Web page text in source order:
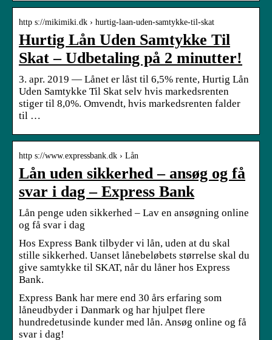
http s://mikimiki.dk › hurtig-laan-uden-samtykke-til-skat
Hurtig Lån Uden Samtykke Til
Skat – Udbetaling på 2 minutter!
3. apr. 2019 — Lånet er låst til 6,5% rente, Hurtig Lån
Uden Samtykke Til Skat selv hvis markedsrenten
stiger til 8,0%. Omvendt, hvis markedsrenten falder
til …
http s://www.expressbank.dk › Lån
Lån uden sikkerhed – ansøg og få
svar i dag – Express Bank
Lån penge uden sikkerhed – Lav en ansøgning online
og få svar i dag
Hos Express Bank tilbyder vi lån, uden at du skal
stille sikkerhed. Uanset lånebeløbets størrelse skal du
give samtykke til SKAT, når du låner hos Express
Bank.
Express Bank har mere end 30 års erfaring som
låneudbyder i Danmark og har hjulpet flere
hundredetusinde kunder med lån. Ansøg online og få
svar i dag!